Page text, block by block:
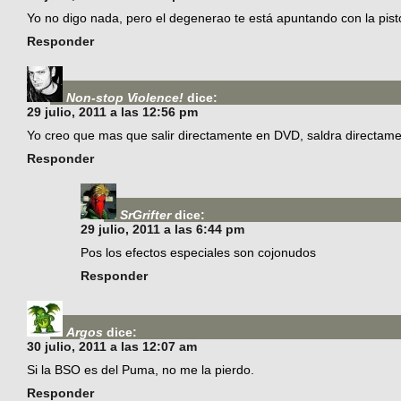
Yo no digo nada, pero el degenerao te está apuntando con la
Responder
Non-stop Violence! dice:
29 julio, 2011 a las 12:56 pm
Yo creo que mas que salir directamente en DVD, saldra
Responder
SrGrifter dice:
29 julio, 2011 a las 6:44 pm
Pos los efectos especiales son cojonudos
Responder
Argos dice:
30 julio, 2011 a las 12:07 am
Si la BSO es del Puma, no me la pierdo.
Responder